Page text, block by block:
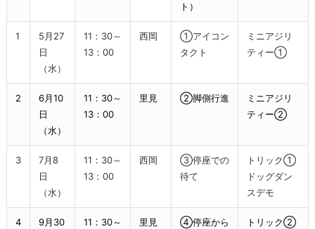
ト）
1
5月27
日
（水）
11：30～
13：00
西岡
①アイコン
タクト
ミニアジリ
ティー①
2
6月10
日
（水）
11：30～
13：00
里見 ②脚側行進
ミニアジリ
ティー②
3
7月8
日
（水）
11：30～
13：00
西岡
③停座での
待て
トリック①
ドッグダン
スデモ
4
9月30
11：30～
里見
④停座から
トリック②